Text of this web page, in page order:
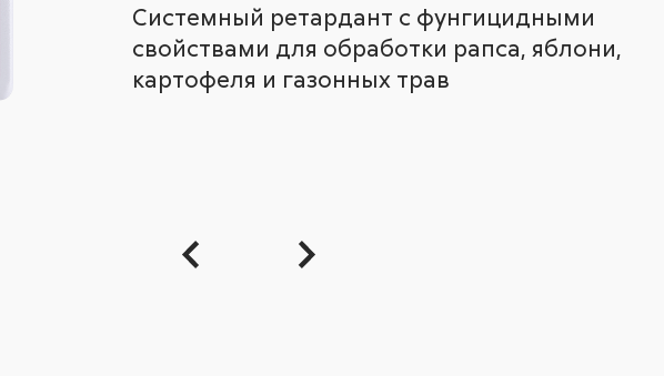
Системный ретардант с фунгицидными
свойствами для обработки рапса, яблони,
картофеля и газонных трав